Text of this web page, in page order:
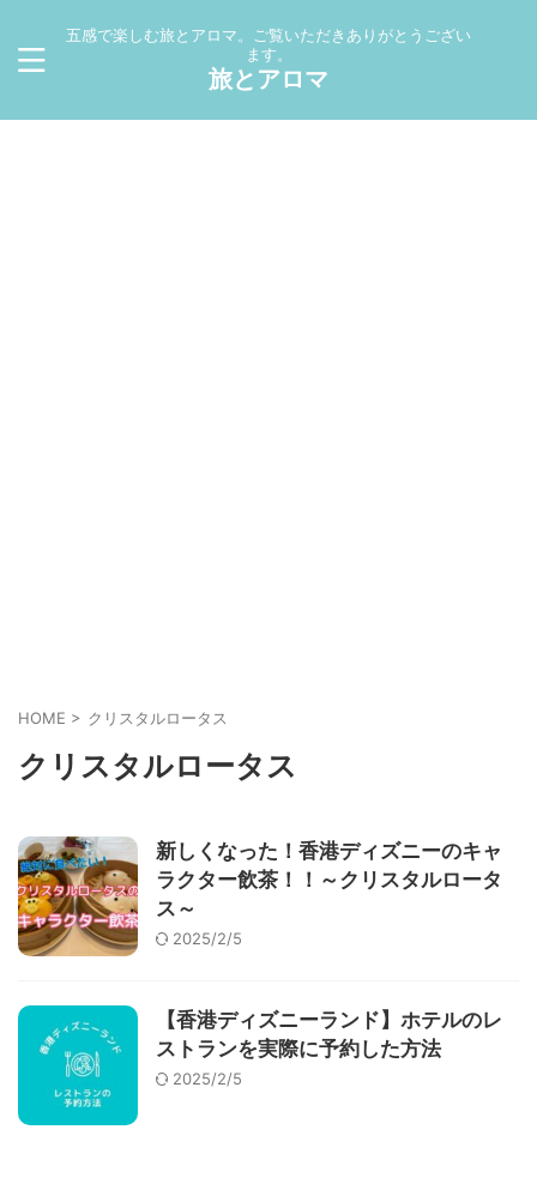
五感で楽しむ旅とアロマ。ご覧いただきありがとうござい
ます。
旅とアロマ
HOME > クリスタルロータス
クリスタルロータス
新しくなった！香港ディズニーのキャ
ラクター飲茶！！～クリスタルロータ
ス～
2025/2/5
【香港ディズニーランド】ホテルのレ
ストランを実際に予約した方法
2025/2/5